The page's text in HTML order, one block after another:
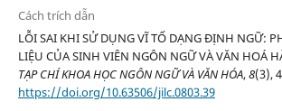
Cách trích dẫn
LỖI SAI KHI SỬ DỤNG VĨ TỐ DẠNG ĐỊNH NGỮ:
LIỆU CỦA SINH VIÊN NGÔN NGỮ VÀ VĂN HOÁ
TẠP CHÍ KHOA HỌC NGÔN NGỮ VÀ VĂN HÓA,8(3),
https://doi.org/10.63506/jilc.0803.39